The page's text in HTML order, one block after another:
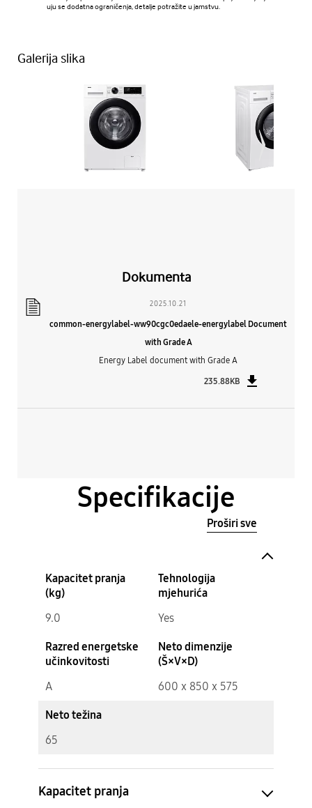
uju se dodatna ograničenja, detalje potražite u jamstvu.
Galerija slika
Dokumenta
2025.10.21
common-energylabel-ww90cgc0edaele-energylabel Document
with Grade A
Energy Label document with Grade A
235.88KB
Specifikacije
Proširi sve
Kapacitet pranja
(kg)
9.0
Tehnologija
mjehurića
Yes
Razred energetske
učinkovitosti
A
Neto dimenzije
(Š×V×D)
600 x 850 x 575
Neto težina
65
Kapacitet pranja